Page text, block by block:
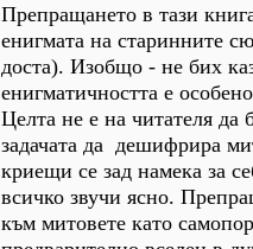
Препращането в тази
енигмата на старинните
доста). Изобщо - не бих
енигматичността е
Целта не е на читателя да
задачата да дешифрира
криещи се зад намека за
всичко звучи ясно.
към митовете като